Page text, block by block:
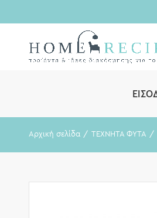
Αρχική σελίδα ΤΕΧΝΗΤΑ ΦΥΤΑ